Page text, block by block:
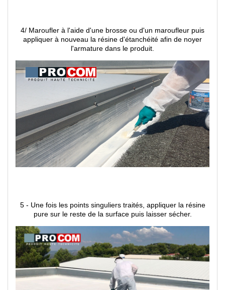
4/ Maroufler à l'aide d'une brosse ou d'un maroufleur puis
appliquer à nouveau la résine d'étanchéité afin de noyer
l'armature dans le produit.
5 - Une fois les points singuliers traités, appliquer la résine
pure sur le reste de la surface puis laisser sécher.